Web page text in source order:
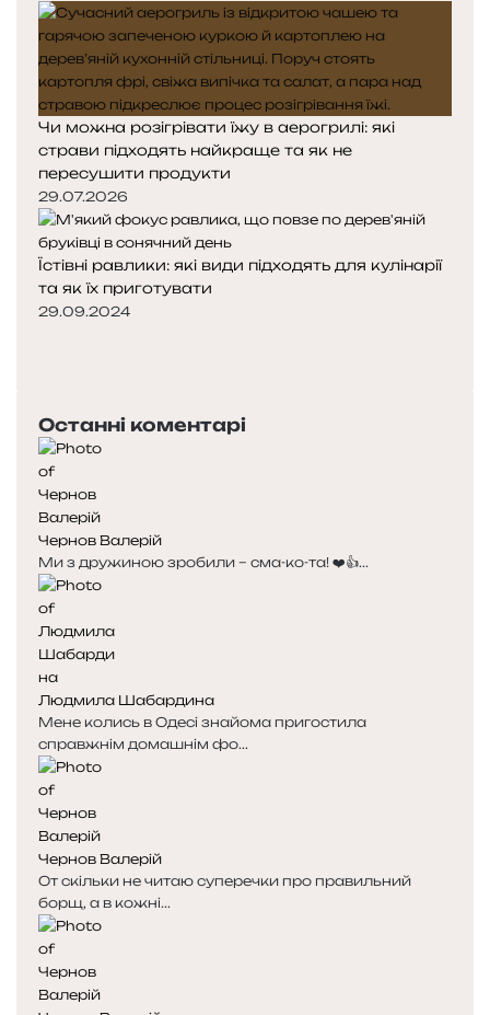
Чи можна розігрівати їжу в аерогрилі: які
страви підходять найкраще та як не
пересушити продукти
29.07.2026
Їстівні равлики: які види підходять для кулінарії
та як їх приготувати
29.09.2024
Останні коментарі
Чернов Валерій
Ми з дружиною зробили – сма-ко-та! ❤️👍...
Людмила Шабардина
Мене колись в Одесі знайома пригостила
справжнім домашнім фо...
Чернов Валерій
От скільки не читаю суперечки про правильний
борщ, а в кожні...